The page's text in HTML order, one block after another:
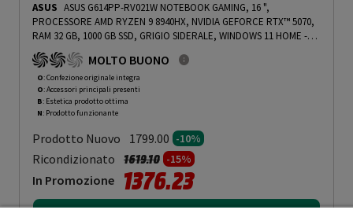
ASUS ASUS G614PP-RV021W NOTEBOOK GAMING, 16 ",
PROCESSORE AMD RYZEN 9 8940HX, NVIDIA GEFORCE RTX™ 5070,
RAM 32 GB, 1000 GB SSD, GRIGIO SIDERALE, WINDOWS 11 HOME -
PRMG GRADING OOBN - 10%
MOLTO BUONO
O: Confezione originale integra
O: Accessori principali presenti
B: Estetica prodotto ottima
N: Prodotto funzionante
Prodotto Nuovo 1799.00 -10%
Ricondizionato Prezzo ridotto da
1619.10a-15%
In Promozione 1376.23